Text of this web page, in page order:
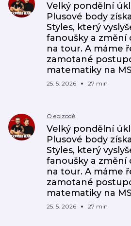
Velký pondělní
Plusové body
Styles, který
fanoušky a změní
na tour. A máme
zamotané
matematiky na
25. 5. 2026 27 min
O epizodě
Velký pondělní
Plusové body
Styles, který
fanoušky a změní
na tour. A máme
zamotané
matematiky na
25. 5. 2026 27 min